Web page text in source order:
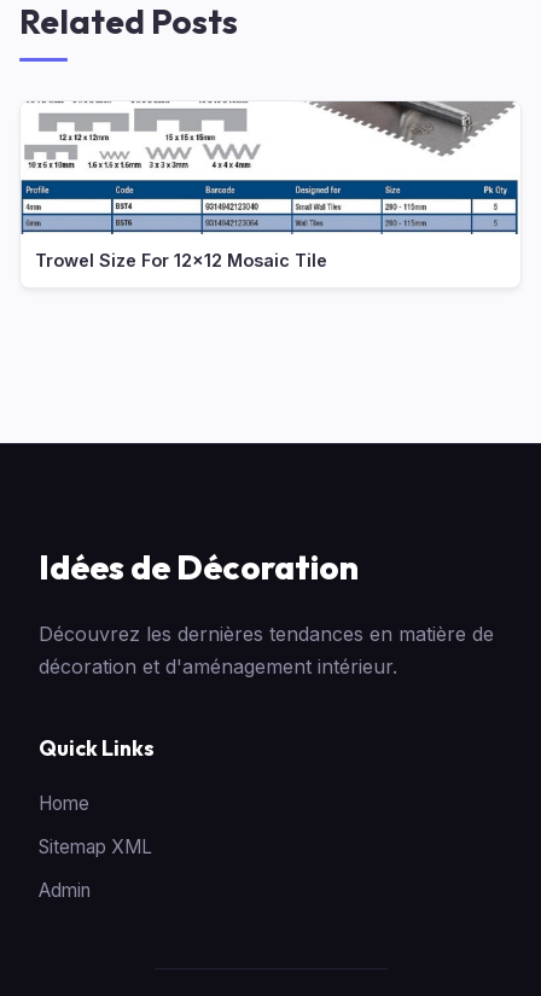
Related Posts
Trowel Size For 12x12 Mosaic Tile
Idées de Décoration
Découvrez les dernières tendances en matière de
décoration et d'aménagement intérieur.
Quick Links
Home
Sitemap XML
Admin